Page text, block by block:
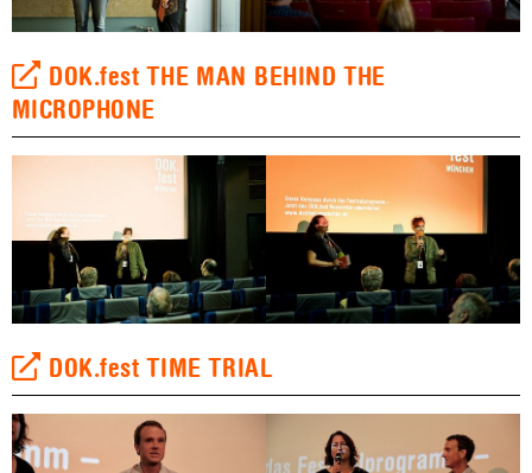
DOK.fest THE MAN BEHIND THE
MICROPHONE
DOK.fest TIME TRIAL